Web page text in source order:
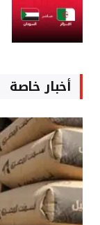
أخبار خاصة